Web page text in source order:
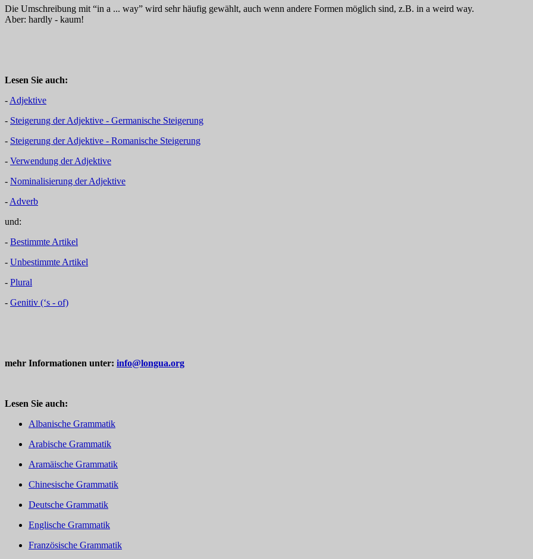
Die Umschreibung mit “in a ... way” wird sehr häufig gewählt, auch wenn andere Formen möglich sind, z.B. in a weird way.
Aber: hardly - kaum!
Lesen Sie auch:
- Adjektive
- Steigerung der Adjektive - Germanische Steigerung
- Steigerung der Adjektive - Romanische Steigerung
- Verwendung der Adjektive
- Nominalisierung der Adjektive
- Adverb
und:
- Bestimmte Artikel
- Unbestimmte Artikel
- Plural
- Genitiv (‘s - of)
mehr Informationen unter: info@longua.org
Lesen Sie auch:
Albanische Grammatik
Arabische Grammatik
Aramäische Grammatik
Chinesische Grammatik
Deutsche Grammatik
Englische Grammatik
Französische Grammatik